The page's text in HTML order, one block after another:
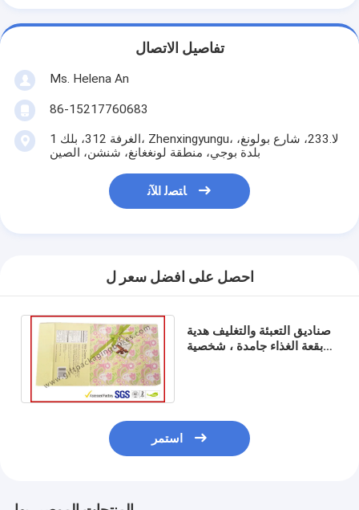
تفاصيل الاتصال
Ms. Helena An
86-15217760683
الغرفة 312، بلك 1، Zhenxingyungu، لا.233، شارع بولونغ،
بلدة بوجي، منطقة لونغغانغ، شنشن، الصين
ﺎﺘﺼﻟ ﺍﻶﻧ
احصل على افضل سعر ل
صناديق التعبئة والتغليف هدية
بقعة الغذاء جامدة ، شخصية
استمر